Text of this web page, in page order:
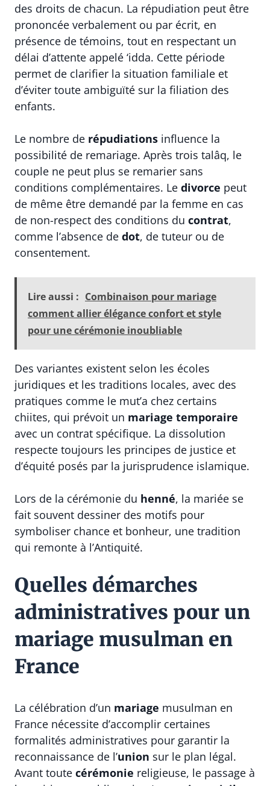
des droits de chacun. La répudiation peut être
prononcée verbalement ou par écrit, en
présence de témoins, tout en respectant un
délai d’attente appelé ‘idda. Cette période
permet de clarifier la situation familiale et
d’éviter toute ambiguïté sur la filiation des
enfants.
Le nombre de répudiations influence la
possibilité de remariage. Après trois talâq, le
couple ne peut plus se remarier sans
conditions complémentaires. Le divorce peut
de même être demandé par la femme en cas
de non-respect des conditions du contrat,
comme l’absence de dot, de tuteur ou de
consentement.
Lire aussi : Combinaison pour mariage
comment allier élégance confort et style
pour une cérémonie inoubliable
Des variantes existent selon les écoles
juridiques et les traditions locales, avec des
pratiques comme le mut’a chez certains
chiites, qui prévoit un mariage temporaire
avec un contrat spécifique. La dissolution
respecte toujours les principes de justice et
d’équité posés par la jurisprudence islamique.
Lors de la cérémonie du henné, la mariée se
fait souvent dessiner des motifs pour
symboliser chance et bonheur, une tradition
qui remonte à l’Antiquité.
Quelles démarches
administratives pour un
mariage musulman en
France
La célébration d’un mariage musulman en
France nécessite d’accomplir certaines
formalités administratives pour garantir la
reconnaissance de l’union sur le plan légal.
Avant toute cérémonie religieuse, le passage à